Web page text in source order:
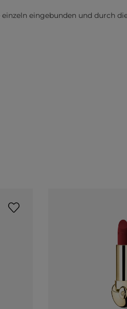
eingebunden und durch